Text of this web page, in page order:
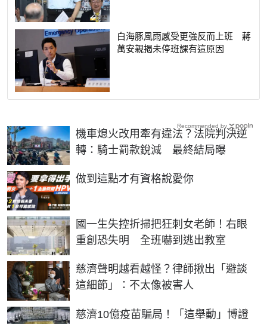
白海豚風雨感受更強反而上班 蔣
萬安親揭未停班課有這原因
機車熄火改用牽有違法？法院判決逆
轉：騎士罰款銳減 最終結局曝
做到這點才有資格說愛你
PR
國一生失控折掃把狂刺女老師！右眼
重創恐失明 全班嚇到逃出教室
慈濟聲明越看越怪？律師揪出「避談
這細節」：不太像被害人
慈濟10億疫苗騙局！「這舉動」博證
Recommended by